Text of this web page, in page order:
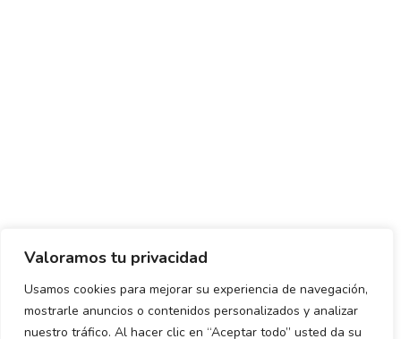
Valoramos tu privacidad
Usamos cookies para mejorar su experiencia de navegación,
mostrarle anuncios o contenidos personalizados y analizar
nuestro tráfico. Al hacer clic en “Aceptar todo” usted da su
Política de envío y devoluciones Política de privacidad